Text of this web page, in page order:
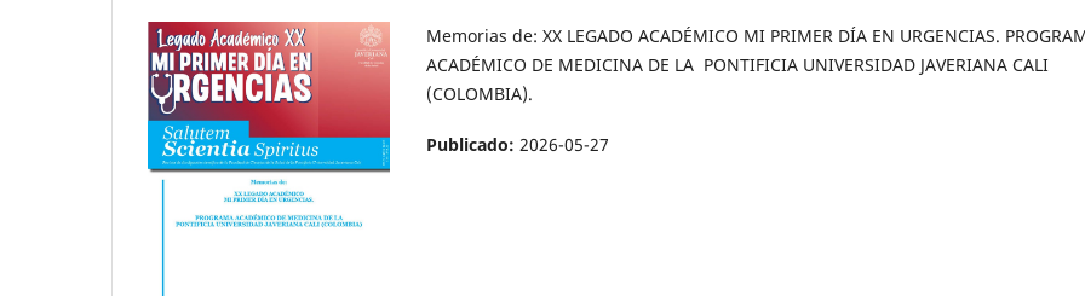
Memorias de: XX LEGADO ACADÉMICO MI PRIMER DÍA EN URGENCIAS.
ACADÉMICO DE MEDICINA DE LA PONTIFICIA UNIVERSIDAD JAVERIANA CALI
(COLOMBIA).
Publicado: 2026-05-27